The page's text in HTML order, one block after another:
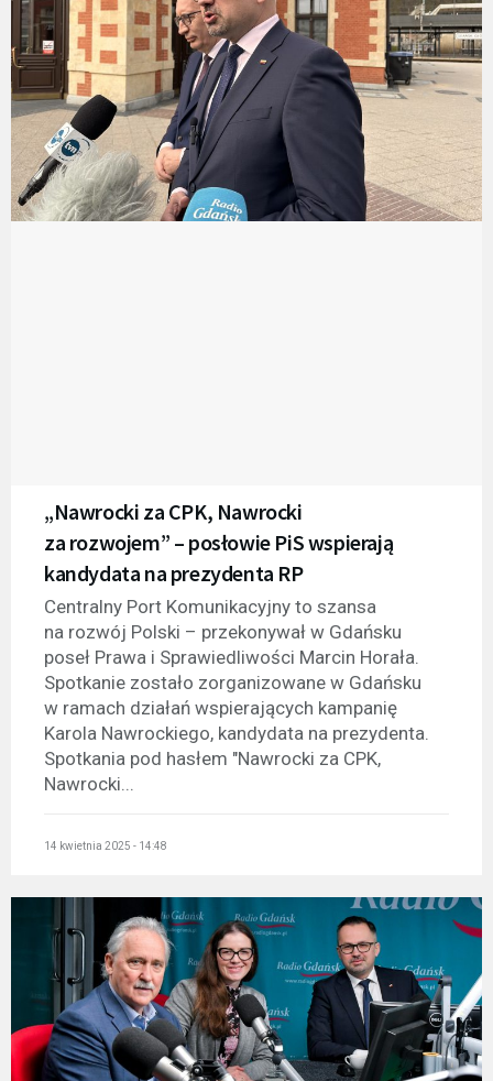
„Nawrocki za CPK, Nawrocki
za rozwojem” – posłowie PiS wspierają
kandydata na prezydenta RP
Centralny Port Komunikacyjny to szansa
na rozwój Polski – przekonywał w Gdańsku
poseł Prawa i Sprawiedliwości Marcin Horała.
Spotkanie zostało zorganizowane w Gdańsku
w ramach działań wspierających kampanię
Karola Nawrockiego, kandydata na prezydenta.
Spotkania pod hasłem "Nawrocki za CPK,
Nawrocki...
14 kwietnia 2025 - 14:48